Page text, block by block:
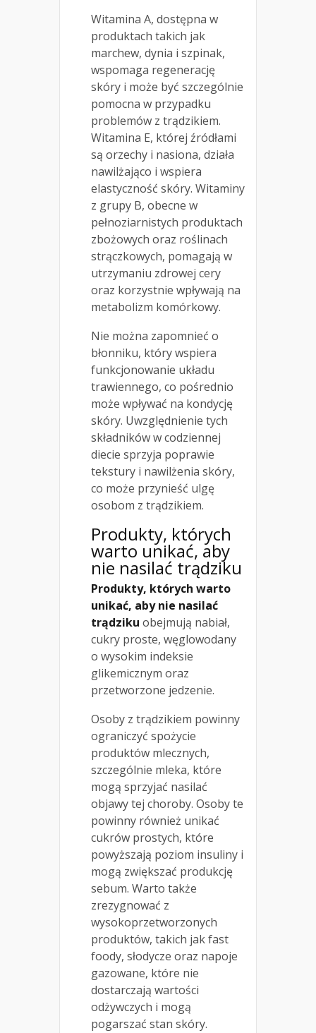
Witamina A, dostępna w
produktach takich jak
marchew, dynia i szpinak,
wspomaga regenerację
skóry i może być szczególnie
pomocna w przypadku
problemów z trądzikiem.
Witamina E, której źródłami
są orzechy i nasiona, działa
nawilżająco i wspiera
elastyczność skóry. Witaminy
z grupy B, obecne w
pełnoziarnistych produktach
zbożowych oraz roślinach
strączkowych, pomagają w
utrzymaniu zdrowej cery
oraz korzystnie wpływają na
metabolizm komórkowy.
Nie można zapomnieć o
błonniku, który wspiera
funkcjonowanie układu
trawiennego, co pośrednio
może wpływać na kondycję
skóry. Uwzględnienie tych
składników w codziennej
diecie sprzyja poprawie
tekstury i nawilżenia skóry,
co może przynieść ulgę
osobom z trądzikiem.
Produkty, których
warto unikać, aby
nie nasilać trądziku
Produkty, których warto
unikać, aby nie nasilać
trądziku obejmują nabiał,
cukry proste, węglowodany
o wysokim indeksie
glikemicznym oraz
przetworzone jedzenie.
Osoby z trądzikiem powinny
ograniczyć spożycie
produktów mlecznych,
szczególnie mleka, które
mogą sprzyjać nasilać
objawy tej choroby. Osoby te
powinny również unikać
cukrów prostych, które
powyższają poziom insuliny i
mogą zwiększać produkcję
sebum. Warto także
zrezygnować z
wysokoprzetworzonych
produktów, takich jak fast
foody, słodycze oraz napoje
gazowane, które nie
dostarczają wartości
odżywczych i mogą
pogarszać stan skóry.